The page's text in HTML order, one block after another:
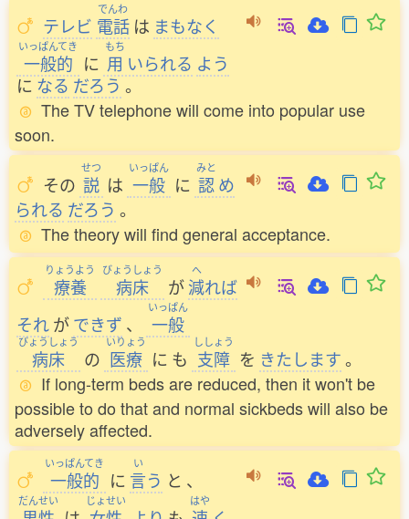
テレビ
でんわ
電話 は まもなく
いっぱんてき
一般的 に
もち
用 いられる よう
に なる だろう 。
The TV telephone will come into popular use
soon.
その
せつ
説 は
いっぱん
一般 に
みと
認め
られる だろう 。
The theory will find general acceptance.
りょうよう
療養
びょうしょう
病床 が
へ
減れば
それができず 、
いっぱん
一般
びょうしょう
病床 の
いりょう
医療 に も
ししょう
支障 を きたします。
If long-term beds are reduced, then it won't be
possible to do that and normal sickbeds will also be
adversely affected.
いっぱんてき
一般的 に
い
言う と 、
だんせい じょせい はや